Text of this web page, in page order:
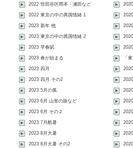
2022 世田谷区岡本・瀬田など
2022 東京の中の異国情緒 1
2023 新年 他
2023 東京の中の異国情緒 2
2023 早春賦
2023 春が始まる
2023 四月
2023 四月 その2
2023 5月の風
2023 6月 山形の旅など
2023 6月 その２
2023 7月酷暑
2023 8月大暑
2023 8月大暑 その2
「